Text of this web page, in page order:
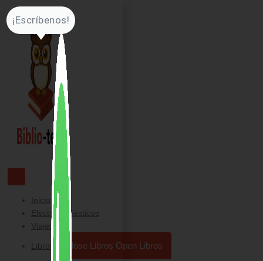
Ir
al
contenido
Inicio
Electrodomésticos
Viajes
Libros Close Libros Open Libros
¡Escríbenos!